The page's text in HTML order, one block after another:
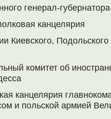
генерал-
канцелярия
Киевского,
комитет об
канцелярия
и польской армией